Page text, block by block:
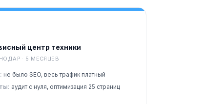
центр техники
· 5 МЕСЯЦЕВ
не было SEO, весь трафик платный
аудит с нуля, оптимизация 25 страниц